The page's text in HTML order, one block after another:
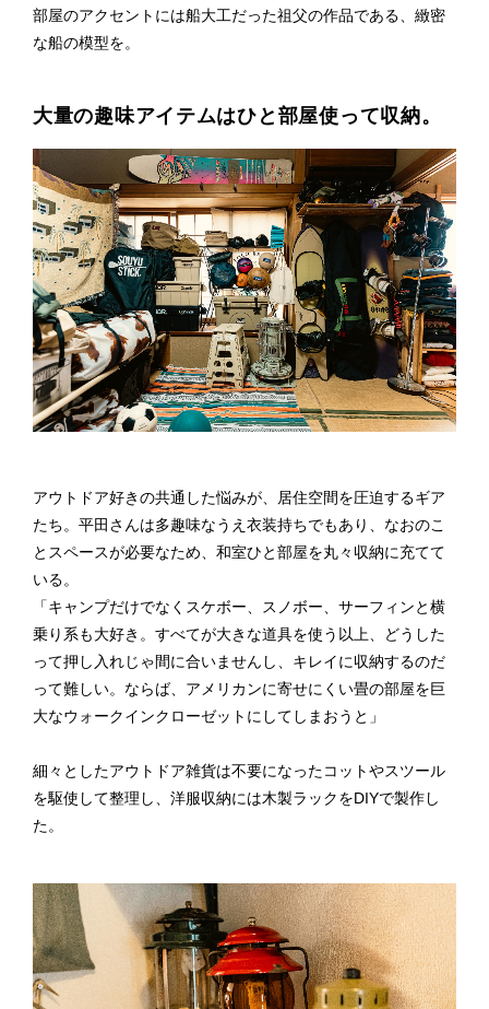
部屋のアクセントには船大工だった祖父の作品である、緻密
な船の模型を。
大量の趣味アイテムはひと部屋使って収納。
アウトドア好きの共通した悩みが、居住空間を圧迫するギア
たち。平田さんは多趣味なうえ衣装持ちでもあり、なおのこ
とスペースが必要なため、和室ひと部屋を丸々収納に充てて
いる。
「キャンプだけでなくスケボー、スノボー、サーフィンと横
乗り系も大好き。すべてが大きな道具を使う以上、どうした
って押し入れじゃ間に合いませんし、キレイに収納するのだ
って難しい。ならば、アメリカンに寄せにくい畳の部屋を巨
大なウォークインクローゼットにしてしまおうと」
細々としたアウトドア雑貨は不要になったコットやスツール
を駆使して整理し、洋服収納には木製ラックをDIYで製作し
た。